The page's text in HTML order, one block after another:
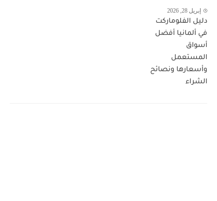
إبريل 28, 2026
دليل الفلوماركت
في ألمانيا أفضل
أسواق
المستعمل
وأسعارها ونصائح
الشراء